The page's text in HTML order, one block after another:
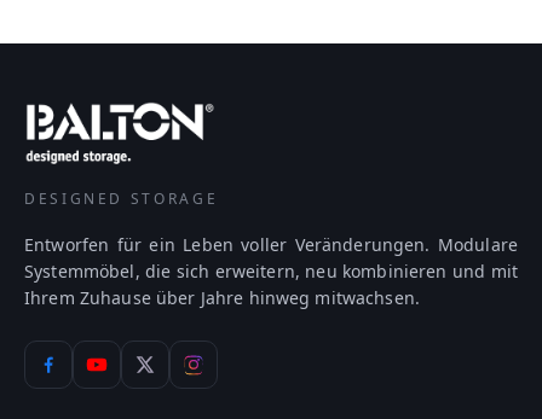
DESIGNED STORAGE
Entworfen für ein Leben voller Veränderungen. Modulare
Systemmöbel, die sich erweitern, neu kombinieren und mit
Ihrem Zuhause über Jahre hinweg mitwachsen.